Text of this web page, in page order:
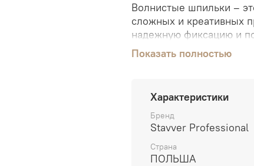
Волнистые шпильки –
сложных и креативных
надежную фиксацию и
минимальным
фотосессиях, показах и
Показать полностью
Характеристики
Бренд
Stavver Professional
Страна
ПОЛЬША